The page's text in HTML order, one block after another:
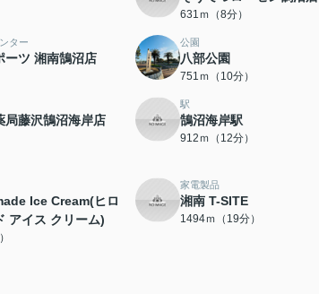
631ｍ（8分）
ター
ーツ 湘南鵠沼店
公園
八部公園
751ｍ（10分）
局藤沢鵠沼海岸店
駅
鵠沼海岸駅
912ｍ（12分）
Ice Cream(ヒロ
アイス クリーム)
家電製品
湘南 T-SITE
1494ｍ（19分）